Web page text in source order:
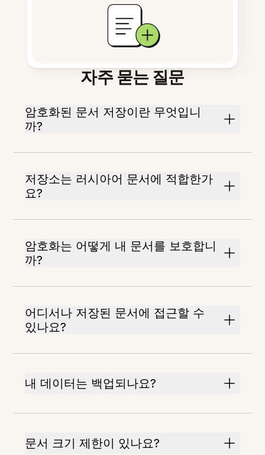
자주 묻는 질문
암호화된 문서 저장이란 무엇입니
까?
저장소는 러시아어 문서에 적합한가
요?
암호화는 어떻게 내 문서를 보호합니
까?
어디서나 저장된 문서에 접근할 수
있나요?
내 데이터는 백업되나요?
문서 크기 제한이 있나요?